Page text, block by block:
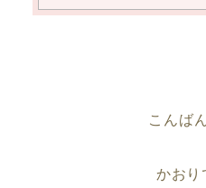
こんば
かおり